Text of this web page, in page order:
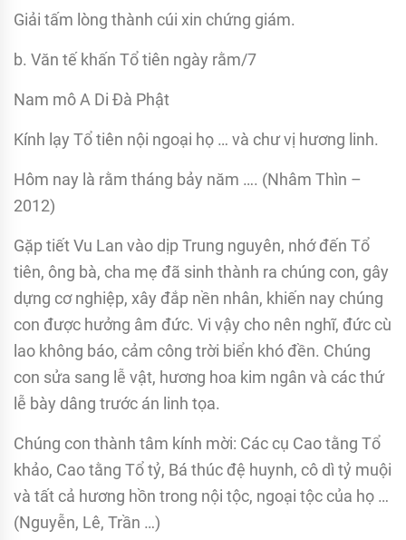
Giải tấm lòng thành cúi xin chứng giám.
b. Văn tế khấn Tổ tiên ngày rằm/7
Nam mô A Di Đà Phật
Kính lạy Tổ tiên nội ngoại họ … và chư vị hương linh.
Hôm nay là rằm tháng bảy năm …. (Nhâm Thìn –
2012)
Gặp tiết Vu Lan vào dịp Trung nguyên, nhớ đến Tổ
tiên, ông bà, cha mẹ đã sinh thành ra chúng con, gây
dựng cơ nghiệp, xây đắp nền nhân, khiến nay chúng
con được hưởng âm đức. Vi vậy cho nên nghĩ, đức cù
lao không báo, cảm công trời biển khó đền. Chúng
con sửa sang lễ vật, hương hoa kim ngân và các thứ
lễ bày dâng trước án linh tọa.
Chúng con thành tâm kính mời: Các cụ Cao tằng Tổ
khảo, Cao tằng Tổ tỷ, Bá thúc đệ huynh, cô dì tỷ muội
và tất cả hương hồn trong nội tộc, ngoại tộc của họ …
(Nguyễn, Lê, Trần …)